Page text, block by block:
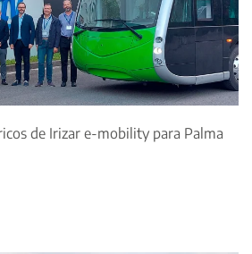
de Irizar e-mobility para Palma